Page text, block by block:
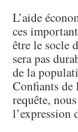
L’aide
ces
être le socle
sera pas
de la
Confiants de
requête,
l’expression